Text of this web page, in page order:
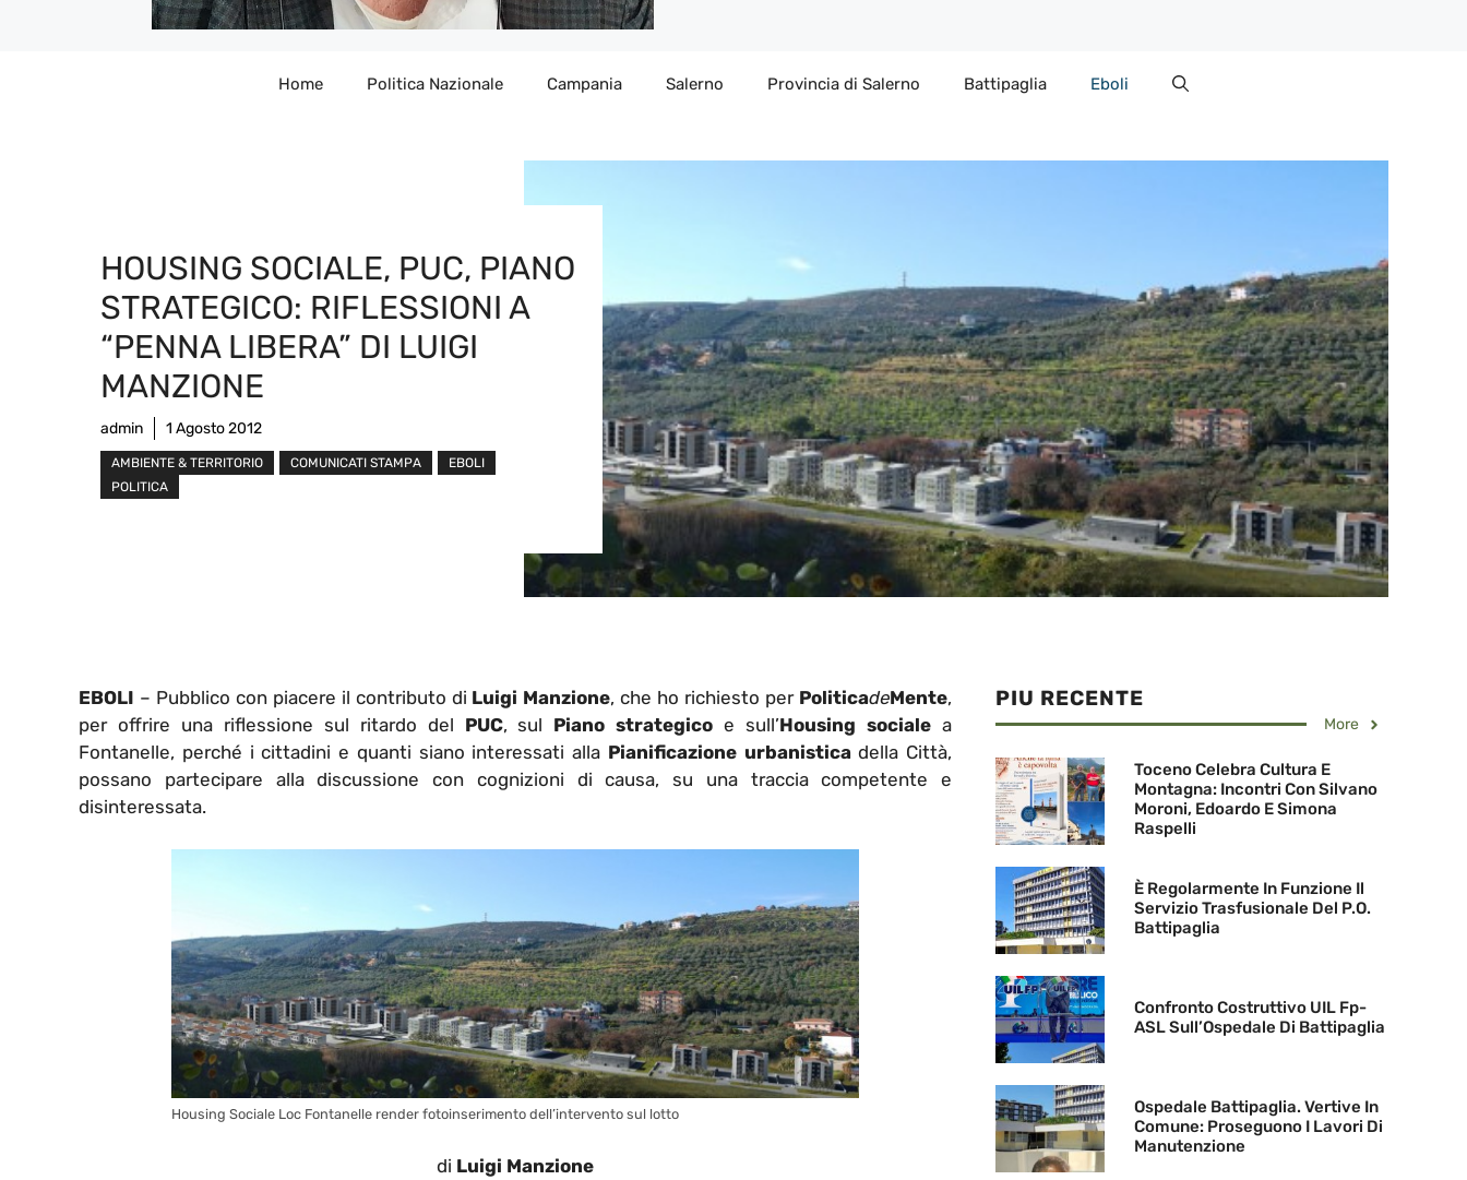
Home Politica Nazionale Campania Salerno Provincia di Salerno Battipaglia Eboli
HOUSING SOCIALE, PUC, PIANO
STRATEGICO: RIFLESSIONI A
“PENNA LIBERA” DI LUIGI
MANZIONE
admin 1 Agosto 2012
AMBIENTE & TERRITORIO COMUNICATI STAMPA
EBOLI
POLITICA
EBOLI – Pubblico con piacere il contributo di Luigi Manzione, che ho richiesto per PoliticadeMente,
per offrire una riflessione sul ritardo del PUC, sul Piano strategico e sull’Housing sociale a
Fontanelle, perché i cittadini e quanti siano interessati alla Pianificazione urbanisticadella Città,
possano partecipare alla discussione con cognizioni di causa, su una traccia competente e
disinteressata.
Housing Sociale Loc Fontanelle render fotoinserimento dell’intervento sul lotto
di Luigi Manzione
PIU RECENTE
More
Toceno Celebra Cultura E
Montagna: Incontri Con Silvano
Moroni, Edoardo E Simona
Raspelli
È Regolarmente In Funzione Il
Servizio Trasfusionale Del P.O.
Battipaglia
Confronto Costruttivo UIL Fp-
ASL Sull’Ospedale Di Battipaglia
Ospedale Battipaglia. Vertive In
Comune: Proseguono I Lavori Di
Manutenzione